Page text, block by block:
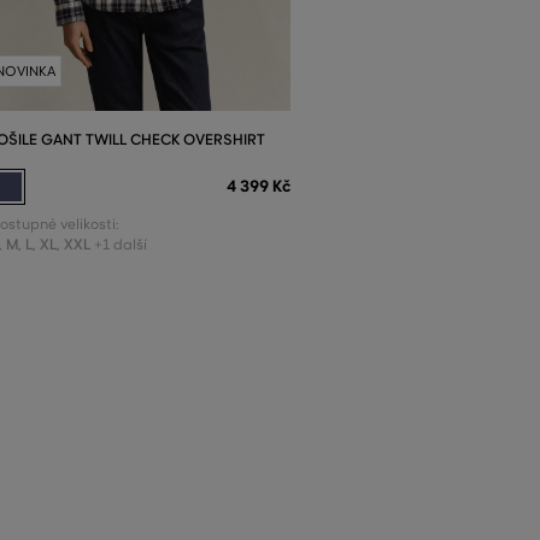
GANT TWILL CHECK OVERSHIRT
4 399 Kč
velikosti:
, M, L, XL, XXL +1 další